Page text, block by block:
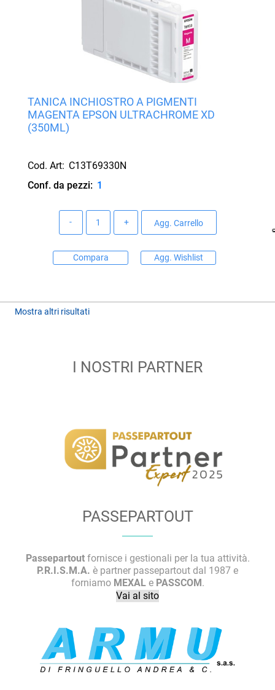
TANICA INCHIOSTRO A PIGMENTI
MAGENTA EPSON ULTRACHROME XD
(350ML)
Cod. Art: C13T69330N
Conf. da pezzi: 1
Agg. Carrello
Compara Agg. Wishlist
Mostra altri risultati
I NOSTRI PARTNER
PASSEPARTOUT
Passepartoutfornisce i gestionali per la tua attività.
P.R.I.S.M.A. è partner passepartout dal 1987 e
forniamo MEXALe PASSCOM.
Vai al sito